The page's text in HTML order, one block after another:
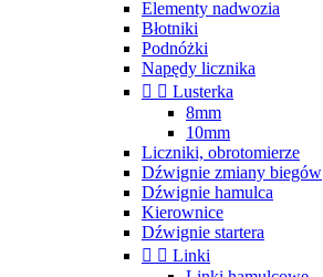
Elementy nadwozia
Błotniki
Podnóżki
Napędy licznika
  Lusterka
8mm
10mm
Liczniki, obrotomierze
Dźwignie zmiany biegów
Dźwignie hamulca
Kierownice
Dźwignie startera
  Linki